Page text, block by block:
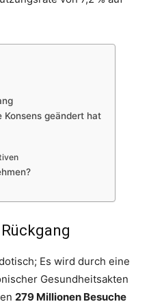
Konsens geändert hat
Es wird durch eine
Gesundheitsakten
279 Millionen Besuche